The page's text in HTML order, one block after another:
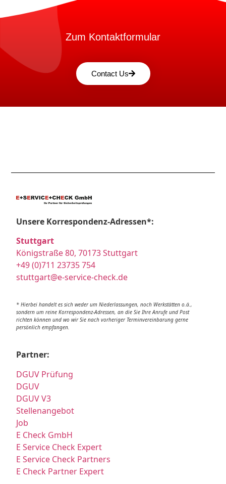
Zum Kontaktformular
Contact Us
Unsere Korrespondenz-Adressen*:
Stuttgart
Königstraße 80, 70173 Stuttgart
+49 (0)711 23735 754
stuttgart@e-service-check.de
* Hierbei handelt es sich weder um Niederlassungen, noch Werkstätten o.ä.,
sondern um reine Korrespondenz-Adressen, an die Sie Ihre Anrufe und Post
richten können und wo wir Sie nach vorheriger Terminvereinbarung gerne
persönlich empfangen.
Partner:
DGUV Prüfung
DGUV
DGUV V3
Stellenangebot
Job
E Check GmbH
E Service Check Expert
E Service Check Partners
E Check Partner Expert